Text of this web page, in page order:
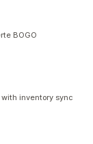
BOGO
with inventory sync